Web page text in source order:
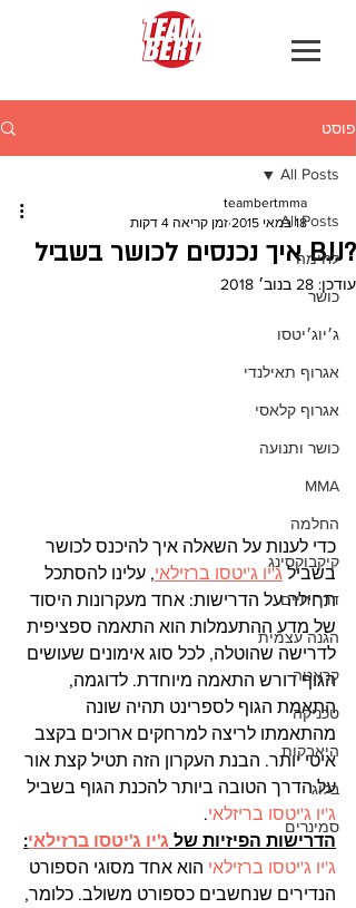
פוסט
All Posts
לחימה
כושר
ג׳יוג׳יטסו
אגרוף תאילנדי
אגרוף קלאסי
כושר ותנועה
MMA
החלמה
קיקבוקסינג
דרך חיים
הגנה עצמית
קראטה
טכניקה
היאבקות
בלוג
סמינרים
All Posts
?BJJ איך נכנסים לכושר בשביל
teambertmma
18 במאי 2015
זמן קריאה 4 דקות
עודכן: 28 בנוב׳ 2018
כדי לענות על השאלה איך להיכנס לכושר
בשביל ג'יו ג'יטסו ברזילאי, עלינו להסתכל
תחילה על הדרישות: אחד מעקרונות היסוד
של מדע ההתעמלות הוא התאמה ספציפית
לדרישה שהוטלה, לכל סוג אימונים שעושים
הגוף דורש התאמה מיוחדת. לדוגמה,
התאמת הגוף לספרינט תהיה שונה
מהתאמתו לריצה למרחקים ארוכים בקצב
איטי יותר. הבנת העקרון הזה תטיל קצת אור
על הדרך הטובה ביותר להכנת הגוף בשביל
ג'יו ג'יטסו בריזלאי.
הדרישות הפיזיות של ג'יו ג'יטסו ברזילאי:
ג'יו ג'יטסו ברזילאי הוא אחד מסוגי הספורט
הנדירים שנחשבים כספורט משולב. כלומר,